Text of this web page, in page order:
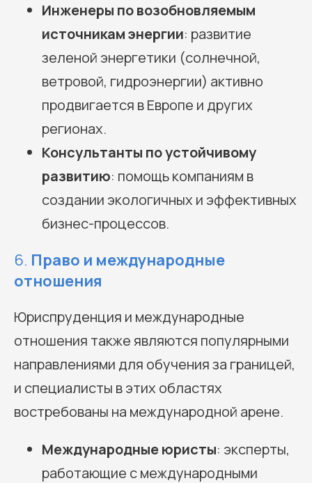
Инженеры по возобновляемым
источникам энергии: развитие
зеленой энергетики (солнечной,
ветровой, гидроэнергии) активно
продвигается в Европе и других
регионах.
Консультанты по устойчивому
развитию: помощь компаниям в
создании экологичных и эффективных
бизнес-процессов.
6. Право и международные
отношения
Юриспруденция и международные
отношения также являются популярными
направлениями для обучения за границей,
и специалисты в этих областях
востребованы на международной арене.
Международные юристы: эксперты,
работающие с международными